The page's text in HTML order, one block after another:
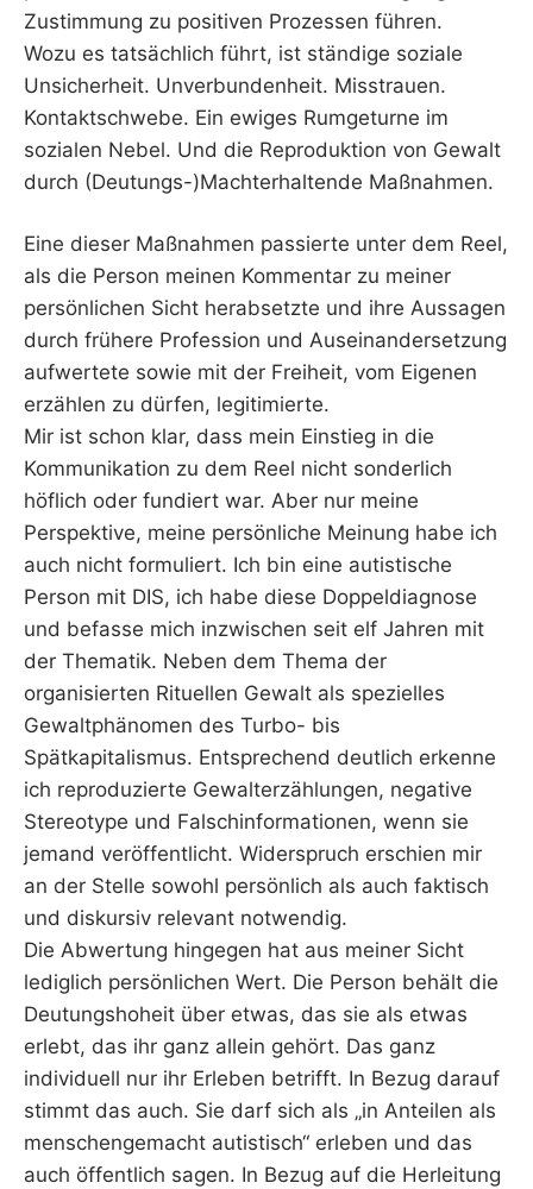
Zustimmung zu positiven Prozessen führen.
Wozu es tatsächlich führt, ist ständige soziale
Unsicherheit. Unverbundenheit. Misstrauen.
Kontaktschwebe. Ein ewiges Rumgeturne im
sozialen Nebel. Und die Reproduktion von Gewalt
durch (Deutungs-)Machterhaltende Maßnahmen.
Eine dieser Maßnahmen passierte unter dem Reel,
als die Person meinen Kommentar zu meiner
persönlichen Sicht herabsetzte und ihre Aussagen
durch frühere Profession und Auseinandersetzung
aufwertete sowie mit der Freiheit, vom Eigenen
erzählen zu dürfen, legitimierte.
Mir ist schon klar, dass mein Einstieg in die
Kommunikation zu dem Reel nicht sonderlich
höflich oder fundiert war. Aber nur meine
Perspektive, meine persönliche Meinung habe ich
auch nicht formuliert. Ich bin eine autistische
Person mit DIS, ich habe diese Doppeldiagnose
und befasse mich inzwischen seit elf Jahren mit
der Thematik. Neben dem Thema der
organisierten Rituellen Gewalt als spezielles
Gewaltphänomen des Turbo- bis
Spätkapitalismus. Entsprechend deutlich erkenne
ich reproduzierte Gewalterzählungen, negative
Stereotype und Falschinformationen, wenn sie
jemand veröffentlicht. Widerspruch erschien mir
an der Stelle sowohl persönlich als auch faktisch
und diskursiv relevant notwendig.
Die Abwertung hingegen hat aus meiner Sicht
lediglich persönlichen Wert. Die Person behält die
Deutungshoheit über etwas, das sie als etwas
erlebt, das ihr ganz allein gehört. Das ganz
individuell nur ihr Erleben betrifft. In Bezug darauf
stimmt das auch. Sie darf sich als „in Anteilen als
menschengemacht autistisch“ erleben und das
auch öffentlich sagen. In Bezug auf die Herleitung